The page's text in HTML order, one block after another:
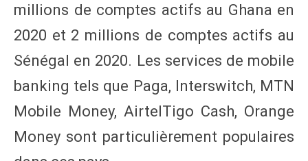
millions de comptes actifs au Ghana en
2020 et 2 millions de comptes actifs au
Sénégal en 2020. Les services de mobile
banking tels que Paga, Interswitch, MTN
Mobile Money, AirtelTigo Cash, Orange
Money sont particulièrement populaires